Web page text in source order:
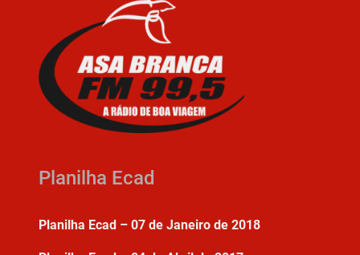
Planilha Ecad
Planilha Ecad – 07 de Janeiro de 2018